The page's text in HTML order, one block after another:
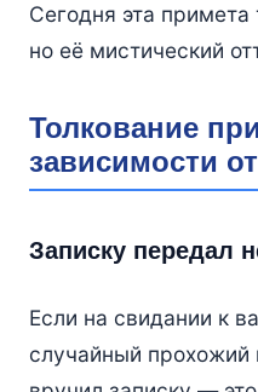
Сегодня эта
но её мистический
Толкование
зависимости
Записку передал
Если на свидании к
случайный прохожий